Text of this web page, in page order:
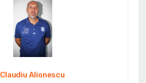
Claudiu Alionescu